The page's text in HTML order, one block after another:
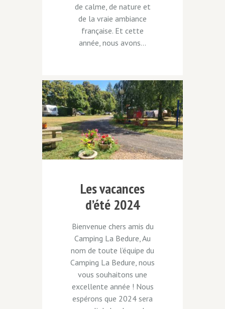
de calme, de nature et
de la vraie ambiance
française. Et cette
année, nous avons...
Les vacances
d’été 2024
approchent à
grands pas !
Bienvenue chers amis du
Camping La Bedure, Au
nom de toute l’équipe du
Camping La Bedure, nous
vous souhaitons une
excellente année ! Nous
espérons que 2024 sera